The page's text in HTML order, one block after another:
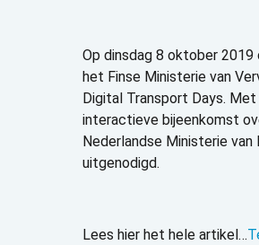
Op dinsdag 8 oktober 2019
het Finse Ministerie van
Digital Transport Days.
interactieve bijeenkomst
Nederlandse Ministerie
uitgenodigd.
Lees hier het hele artikel…